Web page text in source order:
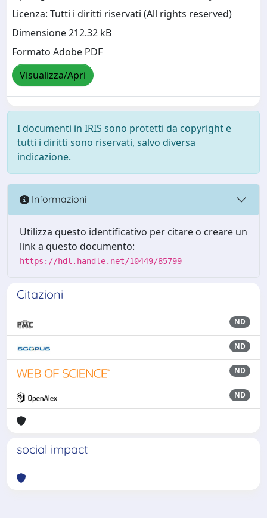
Licenza: Tutti i diritti riservati (All rights reserved)
Dimensione 212.32 kB
Formato Adobe PDF
Visualizza/Apri
I documenti in IRIS sono protetti da copyright e
tutti i diritti sono riservati, salvo diversa
indicazione.
Informazioni
Utilizza questo identificativo per citare o creare un
link a questo documento:
https://hdl.handle.net/10449/85799
Citazioni
ND
ND
ND
ND
social impact